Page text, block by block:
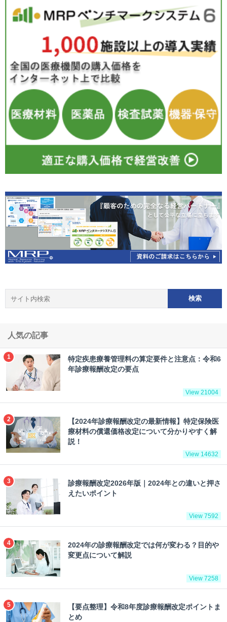
人気の記事
特定疾患療養管理料の算定要件と注意点：令和6
年診療報酬改定の要点
View 21004
【2024年診療報酬改定の最新情報】特定保険医
療材料の償還価格改定について分かりやすく解
説！
View 14632
診療報酬改定2026年版｜2024年との違いと押さ
えたいポイント
View 7592
2024年の診療報酬改定では何が変わる？目的や
変更点について解説
View 7258
【要点整理】令和8年度診療報酬改定ポイントま
とめ